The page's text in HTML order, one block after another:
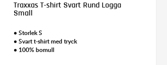
Traxxas T-shirt Svart Rund Logga
Small
• Storlek S
• Svart t-shirt med tryck
• 100% bomull